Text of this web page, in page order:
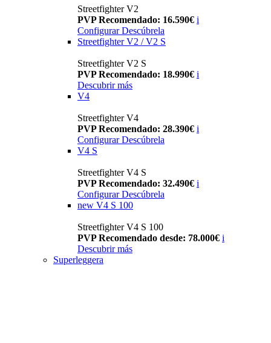
Streetfighter V2
PVP Recomendado: 16.590€ i
Configurar Descúbrela
Streetfighter V2 / V2 S
Streetfighter V2 S
PVP Recomendado: 18.990€ i
Descubrir más
V4
Streetfighter V4
PVP Recomendado: 28.390€ i
Configurar Descúbrela
V4 S
Streetfighter V4 S
PVP Recomendado: 32.490€ i
Configurar Descúbrela
new V4 S 100
Streetfighter V4 S 100
PVP Recomendado desde: 78.000€ i
Descubrir más
Superleggera